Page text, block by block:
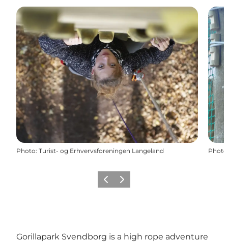
Photo: Turist- og Erhvervsforeningen Langeland Photo
PrécédentSuivant
Gorillapark Svendborg is a high rope adventure